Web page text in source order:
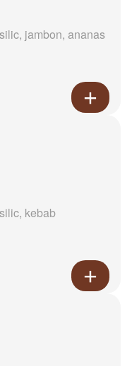
jambon, ananas
kebab